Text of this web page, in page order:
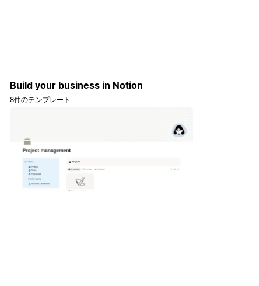
Build your business in Notion
8件のテンプレート